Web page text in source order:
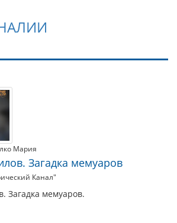
Мария
Загадка мемуаров
Канал"
Загадка мемуаров.